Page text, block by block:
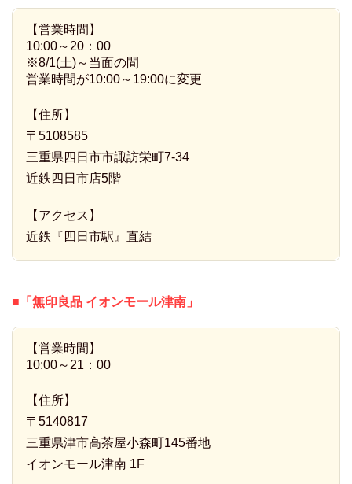
【営業時間】
10:00～20：00
※8/1(土)～当面の間
営業時間が10:00～19:00に変更
【住所】
〒5108585
三重県四日市市諏訪栄町7-34
近鉄四日市店5階
【アクセス】
近鉄『四日市駅』直結
■「無印良品 イオンモール津南」
【営業時間】
10:00～21：00
【住所】
〒5140817
三重県津市高茶屋小森町145番地
イオンモール津南 1F